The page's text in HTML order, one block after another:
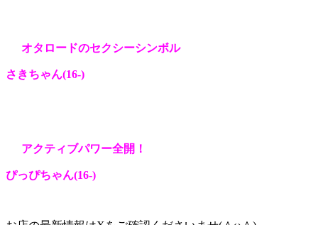
オタロードのセクシーシンボル
さきちゃん(16-)
アクティブパワー全開！
ぴっぴちゃん(16-)